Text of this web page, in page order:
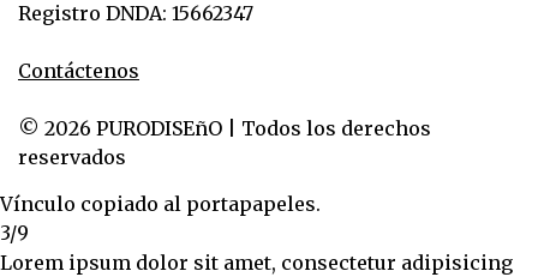
Registro DNDA: 15662347
Contáctenos
© 2026 PURODISEñO | Todos los derechos
reservados
Vínculo copiado al portapapeles.
3/9
Lorem ipsum dolor sit amet, consectetur adipisicing